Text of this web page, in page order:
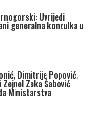
Uvrijedi
generalna konzulka u
Dimitrije Popović,
Zejnel Zeka Šabović
Ministarstva